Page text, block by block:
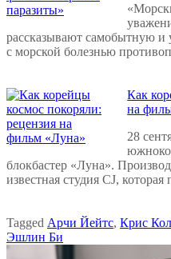
рассказывают самобытную
с морской болезнью
Как
на
28
блокбастер «Луна».
известная студия CJ,
Tagged Арчи Йейтс, Крис
Эшлин Би